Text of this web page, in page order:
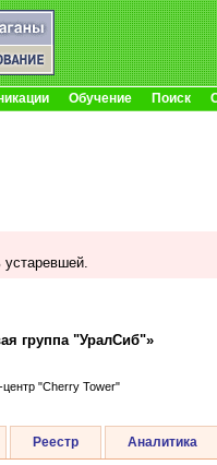
Обучение Поиск
группа "УралСиб"»
"Cherry Tower"
Реестр Аналитика